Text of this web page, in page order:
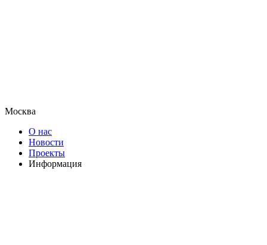
Москва
О нас
Новости
Проекты
Информация